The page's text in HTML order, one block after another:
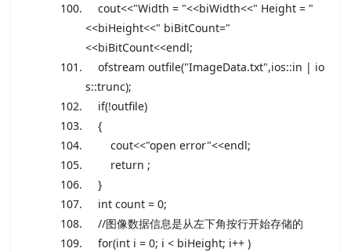
cout<<"Width = "<<biWidth<<" Height = "
<<biHeight<<" biBitCount="
<<biBitCount<<endl;
ofstream outfile("ImageData.txt",ios::in | io
s::trunc);
if(!outfile)
{
cout<<"open error"<<endl;
return ;
}
int count = 0;
//图像数据信息是从左下角按行开始存储的
for(int i = 0; i < biHeight; i++ )